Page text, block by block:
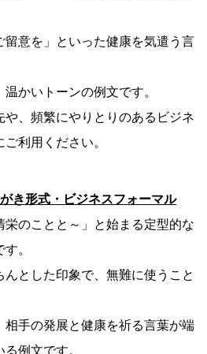
留意を」といった健康を気遣う言
かいトーンの例文です。
や、頻繁にやりとりのあるビジネ
利用ください。
き形式・ビジネスフォーマル
栄のことと～」と始まる定型的な
。
とした印象で、無難に使うこと
手の発展と健康を祈る言葉が端
例文です。